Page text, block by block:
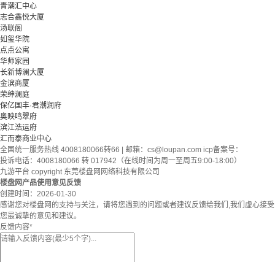
青潮汇中心
志合鑫悦大厦
汤联阁
如玺华院
点点公寓
华师家园
长新博澜大厦
金滨商厦
荣绅澜庭
保亿国丰·君潮润府
奥映鸣翠府
滨江浩运府
汇而泰商业中心
全国统一服务热线 4008180066转66 | 邮箱： cs@loupan.com icp备案号：
投诉电话：4008180066 转 017942（在线时间为周一至周五9:00-18:00）
九游平台 copyright 东莞楼盘网网络科技有限公司
楼盘网产品使用意见反馈
创建时间： 2026-01-30
感谢您对楼盘网的支持与关注，请将您遇到的问题或者建议反馈给我们,我们虚心接受
您最诚挚的意见和建议。
反馈内容*